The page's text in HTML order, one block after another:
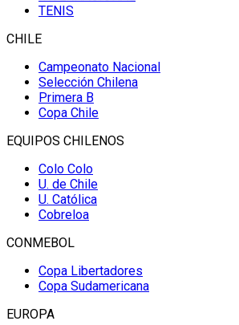
TENIS
CHILE
Campeonato Nacional
Selección Chilena
Primera B
Copa Chile
EQUIPOS CHILENOS
Colo Colo
U. de Chile
U. Católica
Cobreloa
CONMEBOL
Copa Libertadores
Copa Sudamericana
EUROPA